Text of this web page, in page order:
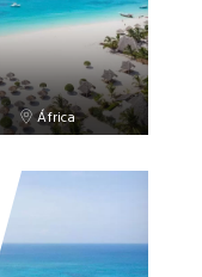
África